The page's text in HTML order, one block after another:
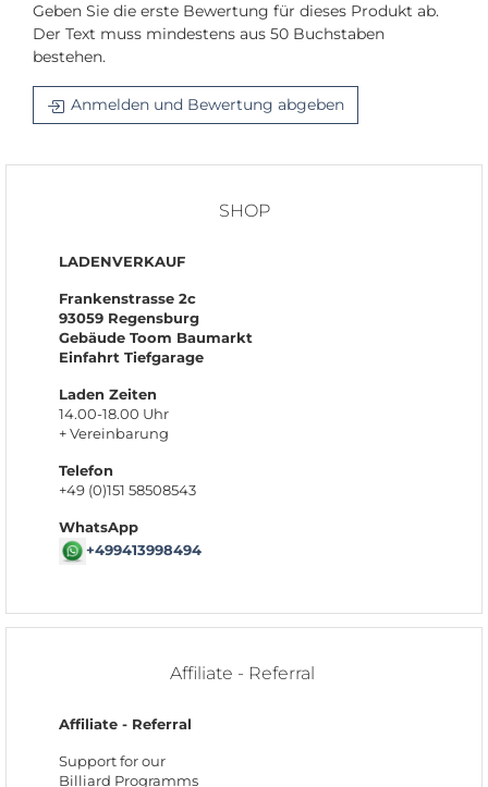
Geben Sie die erste Bewertung für dieses Produkt ab.
Der Text muss mindestens aus 50 Buchstaben
bestehen.
Anmelden und Bewertung abgeben
SHOP
LADENVERKAUF
Frankenstrasse 2c
93059 Regensburg
Gebäude Toom Baumarkt
Einfahrt Tiefgarage
Laden Zeiten
14.00-18.00 Uhr
+ Vereinbarung
Telefon
+49 (0)151 58508543
WhatsApp
+499413998494
Affiliate - Referral
Affiliate - Referral
Support for our
Billiard Programms